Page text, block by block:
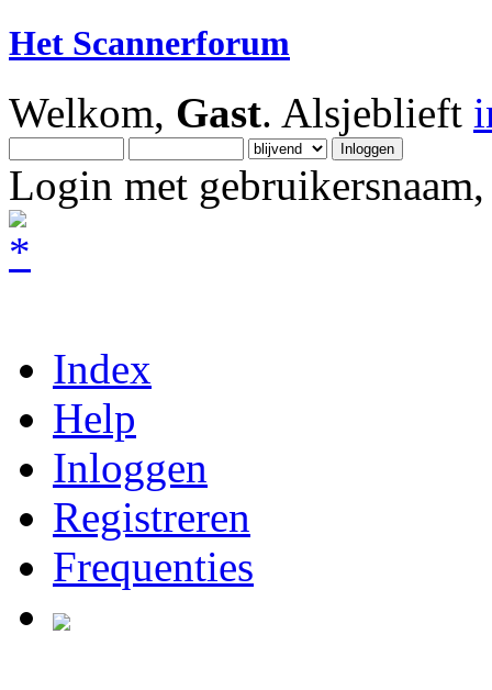
Het Scannerforum
Welkom, Gast. Alsjeblieft
Login met
Index
Help
Inloggen
Registreren
Frequenties